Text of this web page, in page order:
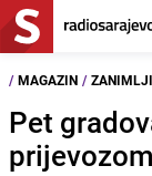
/ MAGAZIN /
Pet